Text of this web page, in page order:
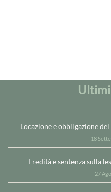
Locazione e obbligazione
18
Eredità e sentenza sulla
27